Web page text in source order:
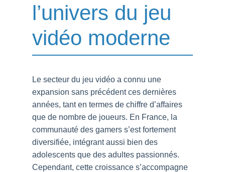
l’univers du jeu
vidéo moderne
Le secteur du jeu vidéo a connu une
expansion sans précédent ces dernières
années, tant en termes de chiffre d’affaires
que de nombre de joueurs. En France, la
communauté des gamers s’est fortement
diversifiée, intégrant aussi bien des
adolescents que des adultes passionnés.
Cependant, cette croissance s’accompagne